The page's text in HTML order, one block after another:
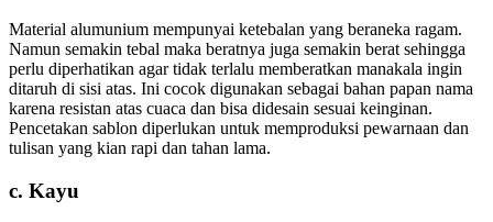
Material alumunium mempunyai ketebalan yang beraneka ragam.
Namun semakin tebal maka beratnya juga semakin berat sehingga
perlu diperhatikan agar tidak terlalu memberatkan manakala ingin
ditaruh di sisi atas. Ini cocok digunakan sebagai bahan papan nama
karena resistan atas cuaca dan bisa didesain sesuai keinginan.
Pencetakan sablon diperlukan untuk memproduksi pewarnaan dan
tulisan yang kian rapi dan tahan lama.
c. Kayu